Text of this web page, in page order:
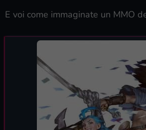
E voi come immaginate un MMO